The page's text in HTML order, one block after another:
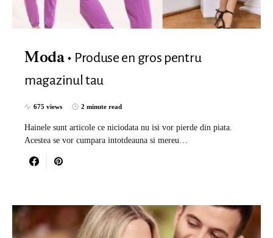
Moda
Produse en gros pentru
magazinul tau
675 views 2 minute read
Hainele sunt articole ce niciodata nu isi vor pierde din piata.
Acestea se vor cumpara intotdeauna si mereu…